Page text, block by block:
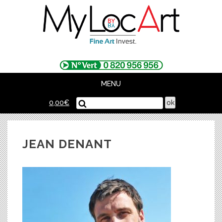
MENU
0,00€
JEAN DENANT